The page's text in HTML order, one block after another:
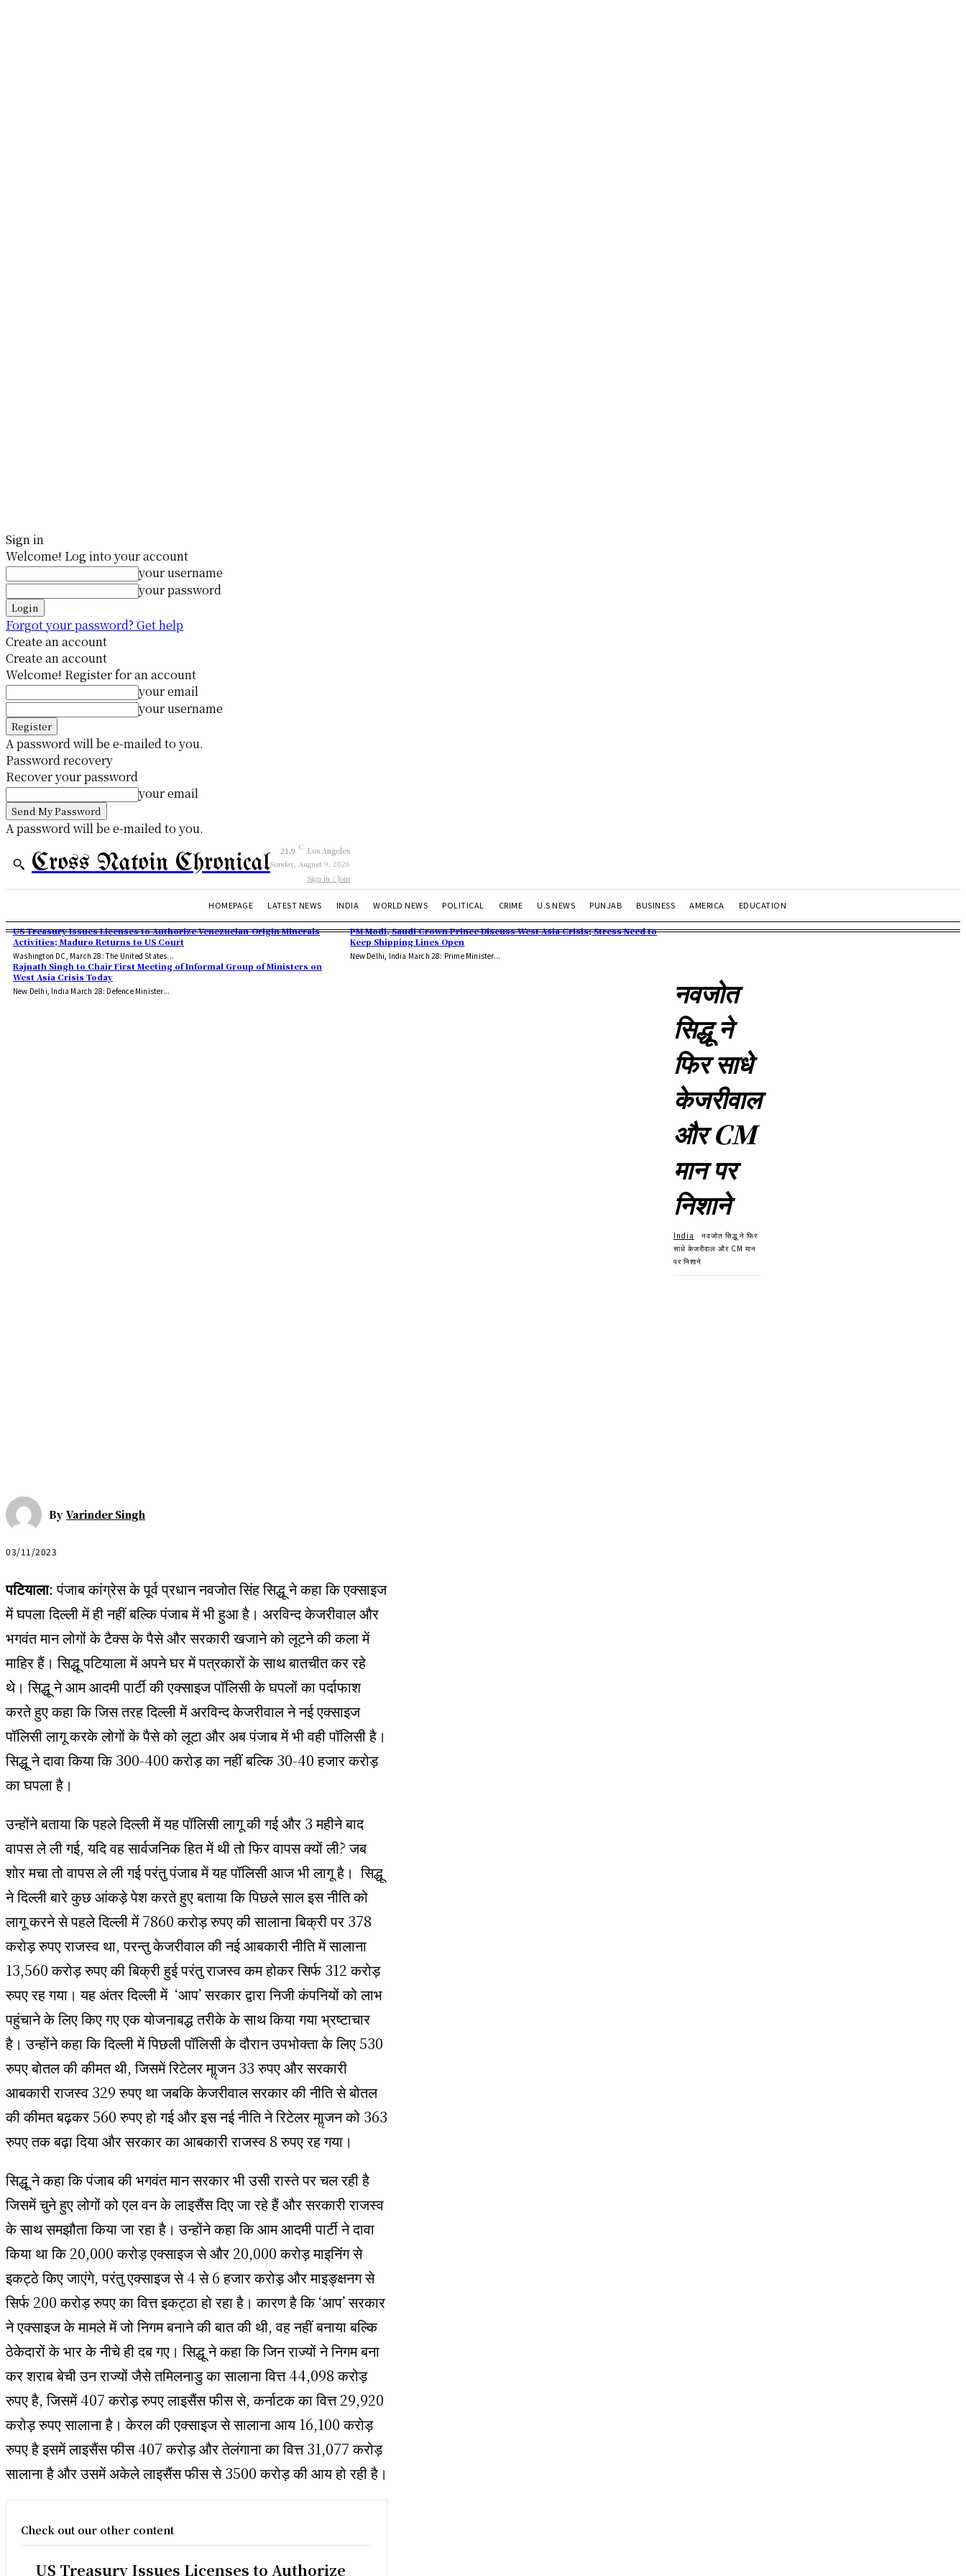
Sign in
Welcome! Log into your account
your username
your password
Forgot your password? Get help
Create an account
Create an account
Welcome! Register for an account
your email
your username
A password will be e-mailed to you.
Password recovery
Recover your password
your email
A password will be e-mailed to you.
Cross Natoin Chronical 21.9 C Los Angeles
Sunday, August 9, 2026
Sign in / Join
HOMEPAGE LATEST NEWS INDIA WORLD NEWS POLITICAL CRIME U.S NEWS PUNJAB BUSINESS AMERICA EDUCATION
US Treasury Issues Licenses to Authorize Venezuelan-Origin Minerals
Activities; Maduro Returns to US Court
Washington DC, March 28: The United States...
PM Modi, Saudi Crown Prince Discuss West Asia Crisis; Stress Need to
Keep Shipping Lines Open
New Delhi, India March 28: Prime Minister...
Rajnath Singh to Chair First Meeting of Informal Group of Ministers on
West Asia Crisis Today
New Delhi, India March 28: Defence Minister...
नवजोत
सिद्धू ने
फिर साधे
केजरीवाल
और CM
मान पर
निशाने
India
नवजोत सिद्धू ने फिर
साधे केजरीवाल और CM मान
पर निशाने
By Varinder Singh
03/11/2023
पटियाला: पंजाब कांग्रेस के पूर्व प्रधान नवजोत सिंह सिद्धू ने कहा कि एक्साइज
में घपला दिल्ली में ही नहीं बल्कि पंजाब में भी हुआ है। अरविन्द केजरीवाल और
भगवंत मान लोगों के टैक्स के पैसे और सरकारी खजाने को लूटने की कला में
माहिर हैं। सिद्धू पटियाला में अपने घर में पत्रकारों के साथ बातचीत कर रहे
थे। सिद्धू ने आम आदमी पार्टी की एक्साइज पॉलिसी के घपलों का पर्दाफाश
करते हुए कहा कि जिस तरह दिल्ली में अरविन्द केजरीवाल ने नई एक्साइज
पॉलिसी लागू करके लोगों के पैसे को लूटा और अब पंजाब में भी वही पॉलिसी है।
सिद्धू ने दावा किया कि 300-400 करोड़ का नहीं बल्कि 30-40 हजार करोड़
का घपला है।
उन्होंने बताया कि पहले दिल्ली में यह पॉलिसी लागू की गई और 3 महीने बाद
वापस ले ली गई, यदि वह सार्वजनिक हित में थी तो फिर वापस क्यों ली? जब
शोर मचा तो वापस ले ली गई परंतु पंजाब में यह पॉलिसी आज भी लागू है। सिद्धू
ने दिल्ली बारे कुछ आंकड़े पेश करते हुए बताया कि पिछले साल इस नीति को
लागू करने से पहले दिल्ली में 7860 करोड़ रुपए की सालाना बिक्री पर 378
करोड़ रुपए राजस्व था, परन्तु केजरीवाल की नई आबकारी नीति में सालाना
13,560 करोड़ रुपए की बिक्री हुई परंतु राजस्व कम होकर सिर्फ 312 करोड़
रुपए रह गया। यह अंतर दिल्ली में ‘आप’ सरकार द्वारा निजी कंपनियों को लाभ
पहुंचाने के लिए किए गए एक योजनाबद्ध तरीके के साथ किया गया भ्रष्टाचार
है। उन्होंने कहा कि दिल्ली में पिछली पॉलिसी के दौरान उपभोक्ता के लिए 530
रुपए बोतल की कीमत थी, जिसमें रिटेलर माॢजन 33 रुपए और सरकारी
आबकारी राजस्व 329 रुपए था जबकि केजरीवाल सरकार की नीति से बोतल
की कीमत बढ़कर 560 रुपए हो गई और इस नई नीति ने रिटेलर माॢजन को 363
रुपए तक बढ़ा दिया और सरकार का आबकारी राजस्व 8 रुपए रह गया।
सिद्धू ने कहा कि पंजाब की भगवंत मान सरकार भी उसी रास्ते पर चल रही है
जिसमें चुने हुए लोगों को एल वन के लाइसैंस दिए जा रहे हैं और सरकारी राजस्व
के साथ समझौता किया जा रहा है। उन्होंने कहा कि आम आदमी पार्टी ने दावा
किया था कि 20,000 करोड़ एक्साइज से और 20,000 करोड़ माइनिंग से
इकट्ठे किए जाएंगे, परंतु एक्साइज से 4 से 6 हजार करोड़ और माइङ्क्षनग से
सिर्फ 200 करोड़ रुपए का वित्त इकट्ठा हो रहा है। कारण है कि ‘आप’ सरकार
ने एक्साइज के मामले में जो निगम बनाने की बात की थी, वह नहीं बनाया बल्कि
ठेकेदारों के भार के नीचे ही दब गए। सिद्धू ने कहा कि जिन राज्यों ने निगम बना
कर शराब बेची उन राज्यों जैसे तमिलनाडु का सालाना वित्त 44,098 करोड़
रुपए है, जिसमें 407 करोड़ रुपए लाइसैंस फीस से, कर्नाटक का वित्त 29,920
करोड़ रुपए सालाना है। केरल की एक्साइज से सालाना आय 16,100 करोड़
रुपए है इसमें लाइसैंस फीस 407 करोड़ और तेलंगाना का वित्त 31,077 करोड़
सालाना है और उसमें अकेले लाइसैंस फीस से 3500 करोड़ की आय हो रही है।
Check out our other content
US Treasury Issues Licenses to Authorize